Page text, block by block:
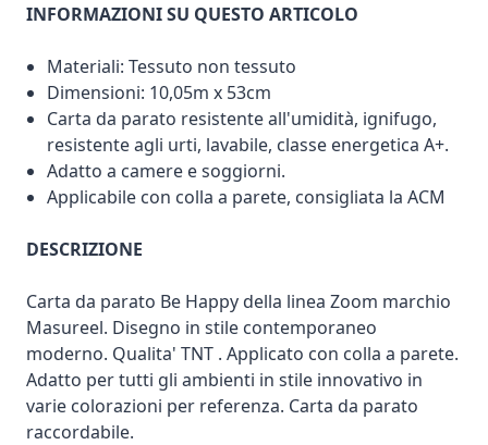
INFORMAZIONI SU QUESTO ARTICOLO
Materiali: Tessuto non tessuto
Dimensioni: 10,05m x 53cm
Carta da parato resistente all'umidità, ignifugo,
resistente agli urti, lavabile, classe energetica A+.
Adatto a camere e soggiorni.
Applicabile con colla a parete, consigliata la ACM
DESCRIZIONE
Carta da parato Be Happy della linea Zoom marchio
Masureel. Disegno in stile contemporaneo
moderno. Qualita' TNT . Applicato con colla a parete.
Adatto per tutti gli ambienti in stile innovativo in
varie colorazioni per referenza. Carta da parato
raccordabile.